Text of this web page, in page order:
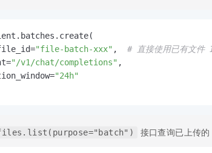
"file-batch-xxx" , # 直接使用已有文件
"/v1/chat/completions" ,
"24h"
接口查询已上传的